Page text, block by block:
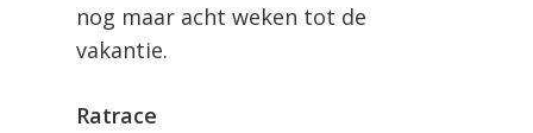
nog maar acht weken tot de
vakantie.
Ratrace